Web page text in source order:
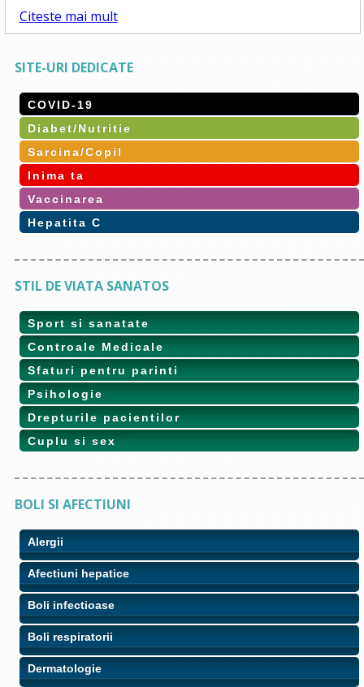
Citeste mai mult
SITE-URI DEDICATE
COVID-19
Diabet/Nutritie
Sarcina/Copil
Inima ta
Vaccinarea
Hepatita C
STIL DE VIATA SANATOS
Sport si sanatate
Controale Medicale
Sfaturi pentru parinti
Psihologie
Drepturile pacientilor
Cuplu si sex
BOLI SI AFECTIUNI
Alergii
Afectiuni hepatice
Boli infectioase
Boli respiratorii
Dermatologie